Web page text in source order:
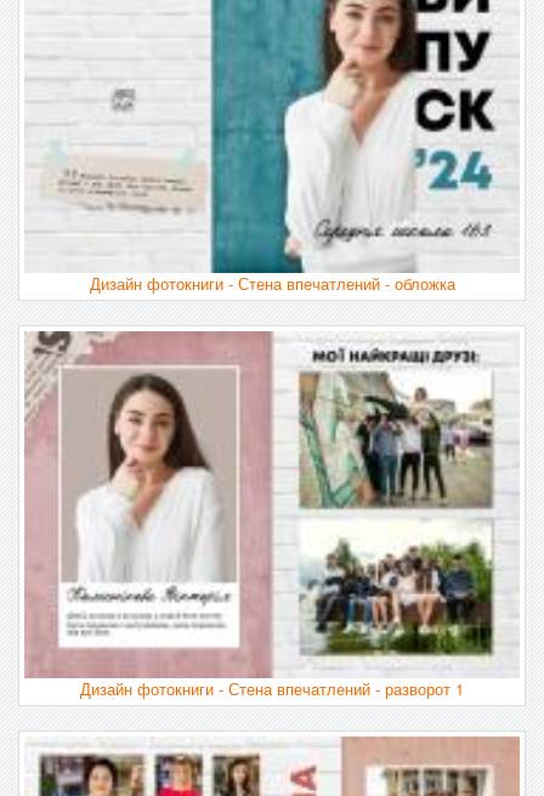
Дизайн фотокниги - Стена впечатлений - обложка
Дизайн фотокниги - Стена впечатлений - разворот 1